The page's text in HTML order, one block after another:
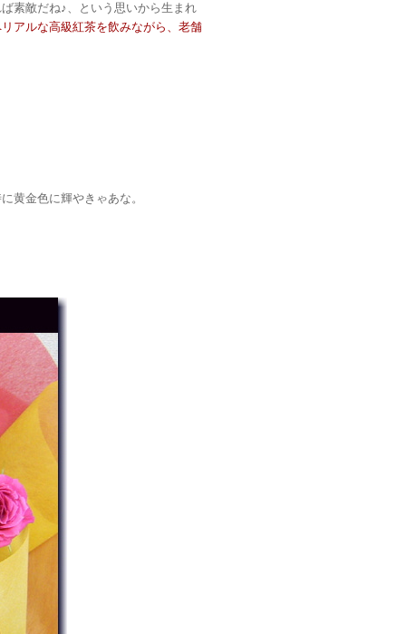
素敵だね♪、という思いから生まれ
アルな高級紅茶を飲みながら、老舗
黄金色に輝やきゃあな。